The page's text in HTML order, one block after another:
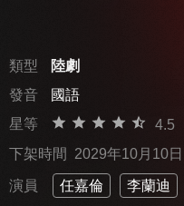
類型
陸劇
發音
國語
星等
4.5
下架時間 2029年10月10日
演員 任嘉倫 李蘭迪